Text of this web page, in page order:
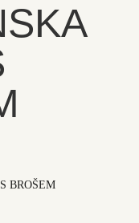
BROŠEM